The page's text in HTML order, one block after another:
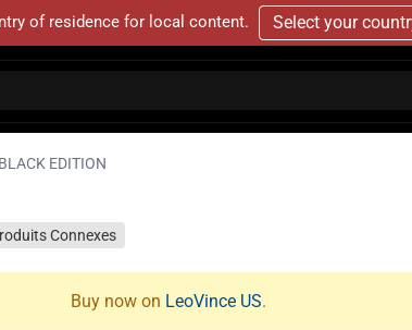
of residence for local content. Select your
EDITION
Connexes
Buy now on LeoVince US.